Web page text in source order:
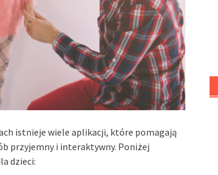
istnieje wiele aplikacji, które pomagają
przyjemny i interaktywny. Poniżej
dzieci: